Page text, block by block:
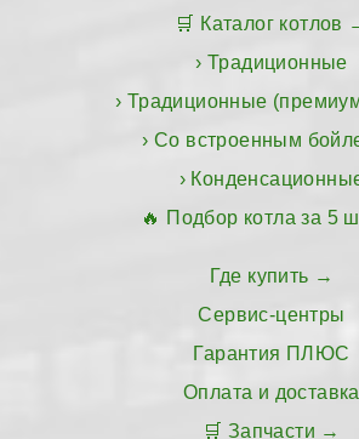
Каталог котлов
Традиционные
Традиционные
Со встроенным
Подбор котла за 5
Где купить
Сервис-центры
Гарантия ПЛЮС
Оплата и доставка
Запчасти